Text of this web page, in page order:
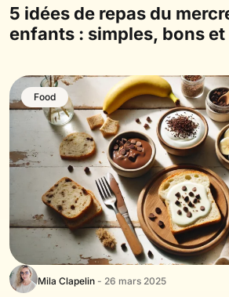
5 idées de repas du
enfants : simples, bons
Food
Mila Clapelin - 26 mars 2025